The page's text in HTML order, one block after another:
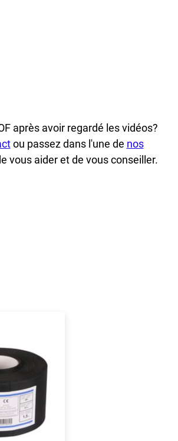
après avoir regardé les vidéos?
ou passez dans l'une de nos
vous aider et de vous conseiller.